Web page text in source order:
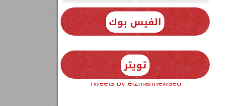
الفيس بوك
تويتر
Tweets by elzmannewseg